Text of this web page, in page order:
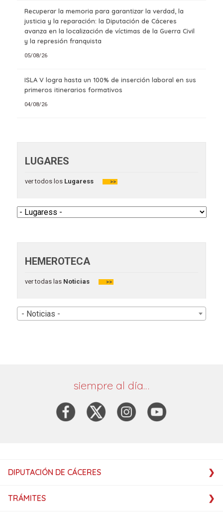
Recuperar la memoria para garantizar la verdad, la
justicia y la reparación: la Diputación de Cáceres
avanza en la localización de víctimas de la Guerra Civil
y la represión franquista
05/08/26
ISLA V logra hasta un 100% de inserción laboral en sus
primeros itinerarios formativos
04/08/26
LUGARES
ver todos losLugaress >>
HEMEROTECA
ver todas lasNoticias >>
- Noticias -
siempre al día…
DIPUTACIÓN DE CÁCERES
TRÁMITES